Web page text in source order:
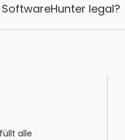
legal?
alle